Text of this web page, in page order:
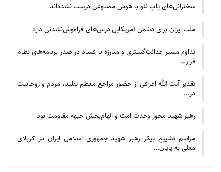
سخنرانی‌های پاپ لئو با هوش مصنوعی درست نشده‌اند
ملت ایران برای دشمن آمریکایی درس‌های فراموش‌نشدنی دارد
تداوم مسیر عدالت‌گستری و مبارزه با فساد در صدر برنامه‌های نظام
قرار…
تقدیر آیت الله اعرافی از حضور مراجع معظم تقلید، مردم و روحانیت
در…
رهبر شهید محور وحدت امت و الهام‌بخش جبهه مقاومت بود
مراسم تشییع پیکر رهبر شهید جمهوری اسلامی ایران در کربلای
معلی به پایان…